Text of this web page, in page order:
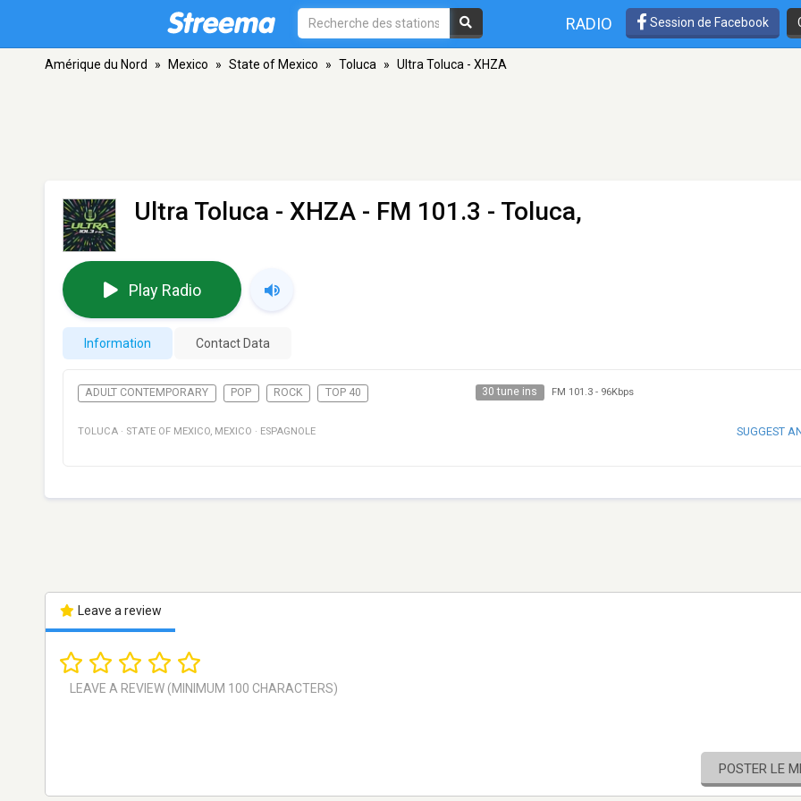
RADIO Session de Facebook
Amérique du Nord » Mexico » State of Mexico » Toluca » Ultra Toluca - XHZA
Ultra Toluca - XHZA - FM 101.3 - Toluca,
Play Radio
Information Contact Data
ADULT CONTEMPORARY POP ROCK TOP 40 30 tune ins FM 101.3- 96Kbps
TOLUCA · STATE OF MEXICO, MEXICO · ESPAGNOLE SUGGEST
Leave a review
POSTER LE